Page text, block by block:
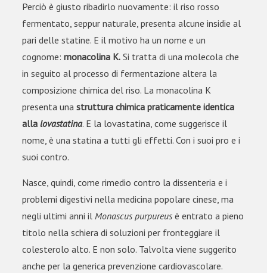
Perciò è giusto ribadirlo nuovamente: il riso rosso
fermentato, seppur naturale, presenta alcune insidie al
pari delle statine. E il motivo ha un nome e un
cognome: monacolina K.Si tratta di una molecola che
in seguito al processo di fermentazione altera la
composizione chimica del riso. La monacolina K
presenta una struttura chimica praticamente identica
alla lovastatina. E la lovastatina, come suggerisce il
nome, è una statina a tutti gli effetti. Con i suoi pro e i
suoi contro.
Nasce, quindi, come rimedio contro la dissenteria e i
problemi digestivi nella medicina popolare cinese, ma
negli ultimi anni il Monascus purpureusè entrato a pieno
titolo nella schiera di soluzioni per fronteggiare il
colesterolo alto. E non solo. Talvolta viene suggerito
anche per la generica prevenzione cardiovascolare.